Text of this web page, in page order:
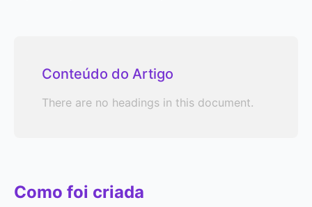
Conteúdo do Artigo
There are no headings in this document.
Como foi criada